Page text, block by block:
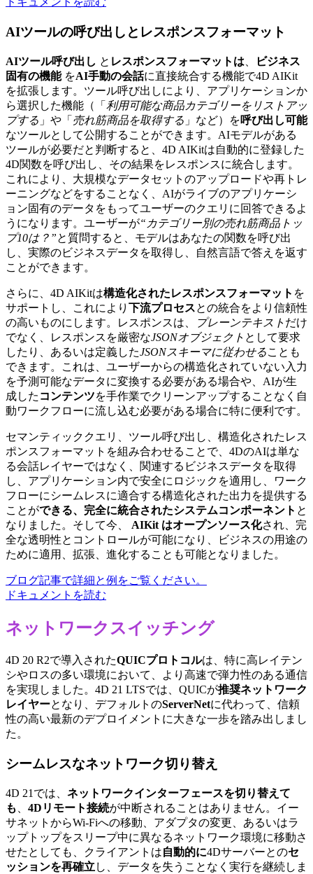
AIツールの呼び出しとレスポンスフォーマット
AIツール呼び出し と レスポンスフォーマットは
ビジネス
固有の機能をAI手動の会話に直接統合する機能で4D AIKit
を拡張します。ツール呼び出しにより、アプリケーションか
ら選択した機能（「 利用可能な商品カテゴリーをリストアッ
プする 」や「 売れ筋商品を取得する 」など）を呼び出し可能
なツールとして公開することができます。AIモデルがある
ツールが必要だと判断すると、4D AIKitは自動的に登録した
4D関数を呼び出し、その結果をレスポンスに統合します。
これにより、大規模なデータセットのアップロードや再トレ
ーニングなどをすることなく、AIがライブのアプリケーシ
ョン固有のデータをもってユーザーのクエリに回答できるよ
うになります。ユーザーが“カテゴリー別の売れ筋商品トッ
プ10は？”と質問すると、モデルはあなたの関数を呼び出
し、実際のビジネスデータを取得し、自然言語で答えを返す
ことができます。
さらに、4D AIKitは構造化されたレスポンスフォーマット を
サポートし、これにより 下流プロセスとの統合をより信頼性
の高いものにします。レスポンスは、
プレーンテキスト だけ
でなく、レスポンスを厳密なJSONオブジェクト として要求
したり、あるいは定義したJSONスキーマに従わせることも
できます。これは、ユーザーからの構造化されていない入力
を予測可能なデータに変換する必要がある場合や、AIが生
成した コンテンツを手作業でクリーンアップすることなく自
動ワークフローに流し込む必要がある場合に特に便利です。
セマンティッククエリ、ツール呼び出し、構造化されたレス
ポンスフォーマットを組み合わせることで、4DのAIは単な
る会話レイヤーではなく、関連するビジネスデータを取得
し、アプリケーション内で安全にロジックを適用し、ワーク
フローにシームレスに適合する構造化された出力を提供する
ことができる、完全に統合されたシステムコンポーネント と
なりました。そして今、
AIKit はオープンソース化され、完
全な透明性とコントロールが可能になり、ビジネスの用途の
ために適用、拡張、進化することも可能となりました。
ブログ記事で詳細と例をご覧ください。
ドキュメントを読む
ネットワークスイッチング
4D 20 R2で導入されたQUICプロトコルは、特に高レイテン
シやロスの多い環境において、より高速で弾力性のある通信
を実現しました。4D 21 LTSでは、QUICが推奨ネットワーク
レイヤーとなり、デフォルトのServerNetに代わって、信頼
性の高い最新のデプロイメントに大きな一歩を踏み出しまし
た。
シームレスなネットワーク切り替え
4D 21では、 ネットワークインターフェースを切り替えて
も
4Dリモート接続が中断されることはありません。イー
サネットからWi-Fiへの移動、アダプタの変更、あるいはラ
ップトップをスリープ中に異なるネットワーク環境に移動さ
せたとしても、クライアントは自動的に4Dサーバーとのセ
ッションを再確立 し、データを失うことなく実行を継続しま